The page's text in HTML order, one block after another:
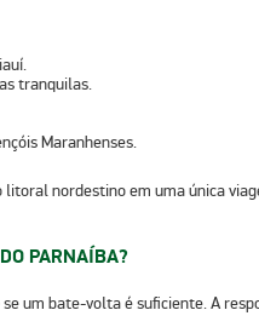
tranquilas.
Maranhenses.
nordestino em uma única
PARNAÍBA?
seum bate-volta é suficiente. A